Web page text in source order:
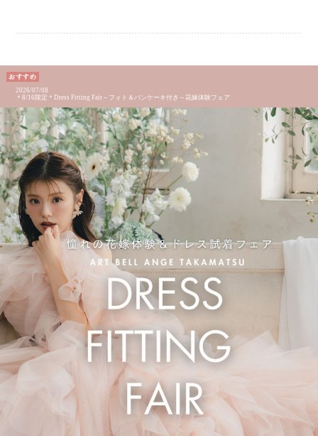
2026/07/08
＊8/16限定＊Dress Fitting Fair～フォト＆パンケーキ付き～花嫁体験フェア